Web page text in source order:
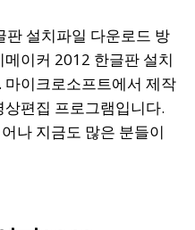
설치파일 다운로드 방
이커 2012 한글판 설치
이크로소프트에서 제작
편집 프로그램입니다.
나 지금도 많은 분들이